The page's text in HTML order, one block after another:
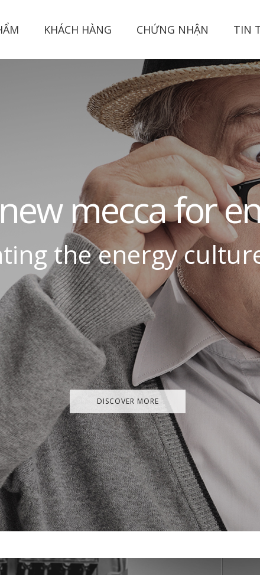
KHÁCH HÀNG CHỨNG NHẬN TIN
new meccafore
tingtheenergycultur
DISCOVER MORE